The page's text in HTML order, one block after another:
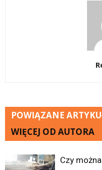
POWIĄZANE
WIĘCEJ OD AUTORA
Czy